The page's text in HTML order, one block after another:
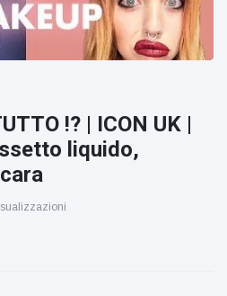
!? | ICON UK |
liquido,